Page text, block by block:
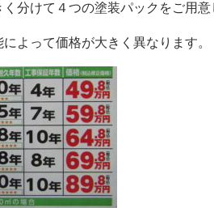
分けて４つの塗装パックをご用意
よって価格が大きく異なります。